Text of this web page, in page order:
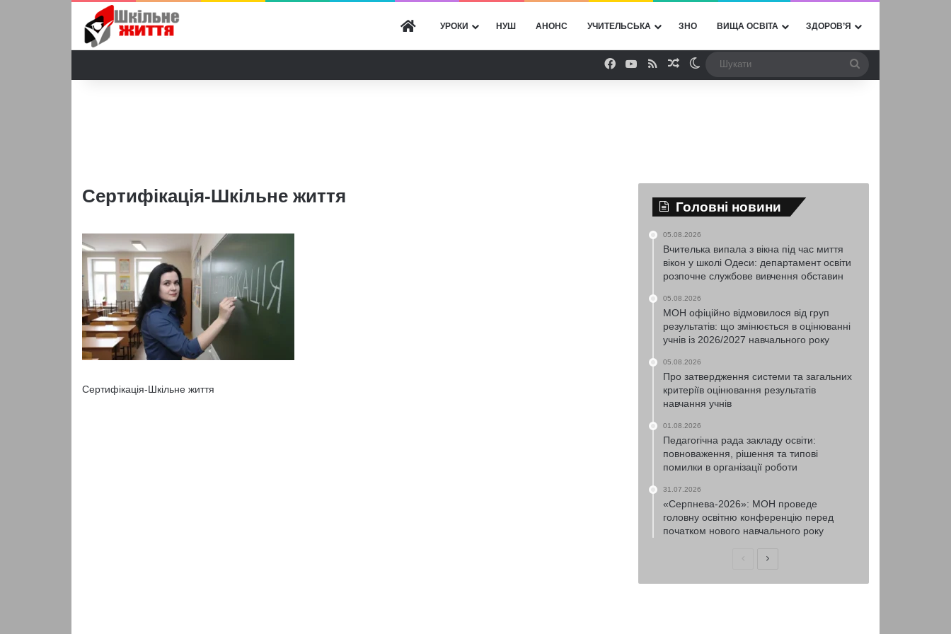
ГОЛОВНА
УРОКИ НУШ АНОНС УЧИТЕЛЬСЬКА ЗНО ВИЩА ОСВІТА ЗДОРОВ’Я
Facebook
YouTube
RSSВипадкова стаття
Switch skin
Сертифікація-Шкільне життя
Сертифікація-Шкільне життя
Головні новини
05.08.2026
Вчителька випала з вікна під час миття
вікон у школі Одеси: департамент освіти
розпочне службове вивчення обставин
05.08.2026
МОН офіційно відмовилося від груп
результатів: що змінюється в оцінюванні
учнів із 2026/2027 навчального року
05.08.2026
Про затвердження системи та загальних
критеріїв оцінювання результатів
навчання учнів
01.08.2026
Педагогічна рада закладу освіти:
повноваження, рішення та типові
помилки в організації роботи
31.07.2026
«Серпнева-2026»: МОН проведе
головну освітню конференцію перед
початком нового навчального року
ПопередняНаступна